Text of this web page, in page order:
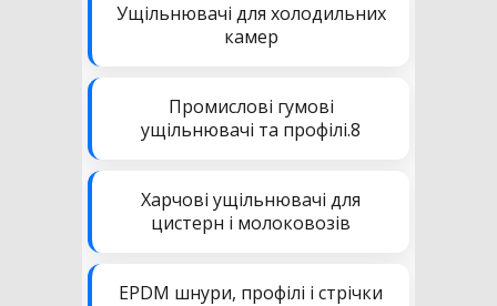
Ущільнювачі для холодильних
камер
Промислові гумові
ущільнювачі та профілі.8
Харчові ущільнювачі для
цистерн і молоковозів
EPDM шнури, профілі і стрічки